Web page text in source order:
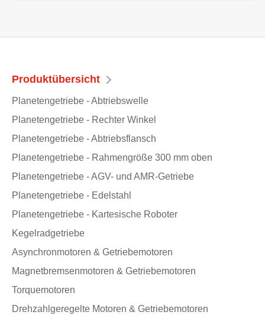
Produktübersicht
Planetengetriebe - Abtriebswelle
Planetengetriebe - Rechter Winkel
Planetengetriebe - Abtriebsflansch
Planetengetriebe - Rahmengröße 300 mm oben
Planetengetriebe - AGV- und AMR-Getriebe
Planetengetriebe - Edelstahl
Planetengetriebe - Kartesische Roboter
Kegelradgetriebe
Asynchronmotoren & Getriebemotoren
Magnetbremsenmotoren & Getriebemotoren
Torquemotoren
Drehzahlgeregelte Motoren & Getriebemotoren